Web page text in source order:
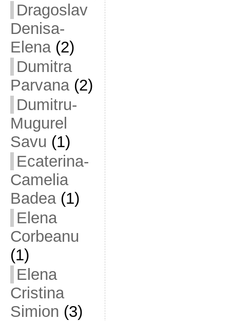
Dragoslav
Denisa-
Elena(2)
Dumitra
Parvana(2)
Dumitru-
Mugurel
Savu (1)
Ecaterina-
Camelia
Badea(1)
Elena
Corbeanu
(1)
Elena
Cristina
Simion (3)